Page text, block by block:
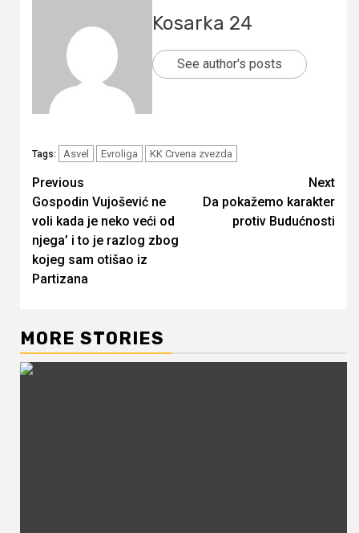
Kosarka 24
See author's posts
Tags: Asvel Evroliga KK Crvena zvezda
Continue
Reading
Previous
Gospodin Vujošević ne
voli kada je neko veći od
njega’ i to je razlog zbog
kojeg sam otišao iz
Partizana
Next
Da pokažemo karakter
protiv Budućnosti
MORE STORIES